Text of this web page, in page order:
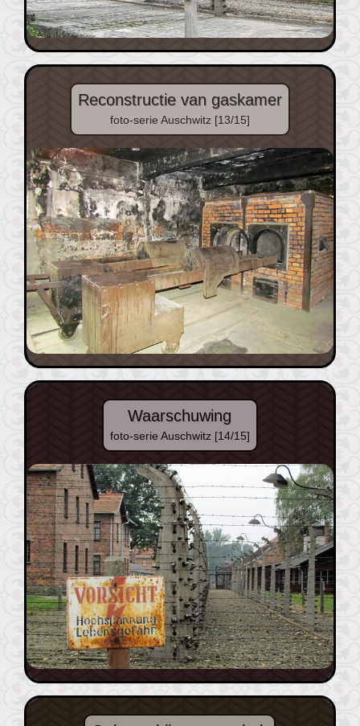
Reconstructie van gaskamer
foto-serie Auschwitz [13/15]
Waarschuwing
foto-serie Auschwitz [14/15]